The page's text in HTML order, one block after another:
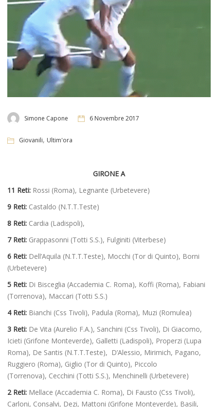
Simone Capone 6 Novembre 2017
Giovanili, Ultim'ora
GIRONE A
11 Reti: Rossi (Roma), Legnante (Urbetevere)
9 Reti: Castaldo (N.T.T.Teste)
8 Reti: Cardia (Ladispoli),
7 Reti: Grappasonni (Totti S.S.), Fulginiti (Viterbese)
6 Reti: Dell’Aquila (N.T.T.Teste), Mocchi (Tor di Quinto), Borni
(Urbetevere)
5 Reti: Di Bisceglia (Accademia C. Roma), Koffi (Roma), Fabiani
(Torrenova), Maccari (Totti S.S.)
4 Reti: Bianchi (Css Tivoli), Padula (Roma), Muzi (Romulea)
3 Reti: De Vita (Aurelio F.A.), Sanchini (Css Tivoli), Di Giacomo,
Icieti (Grifone Monteverde), Galletti (Ladispoli), Properzi (Lupa
Roma), De Santis (N.T.T.Teste), D’Alessio, Mirimich, Pagano,
Ruggiero (Roma), Giglio (Tor di Quinto), Piccolo
(Torrenova), Cecchini (Totti S.S.), Menchinelli (Urbetevere)
2 Reti: Mellace (Accademia C. Roma), Di Fausto (Css Tivoli),
Carloni, Consalvi, Dezi, Mattoni (Grifone Monteverde), Basili,